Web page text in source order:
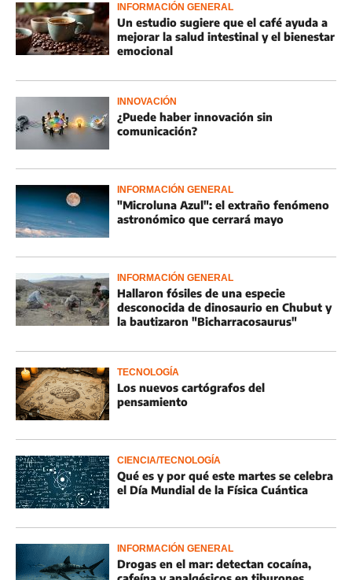
INFORMACIÓN GENERAL
Un estudio sugiere que el café ayuda a
mejorar la salud intestinal y el bienestar
emocional
INNOVACIÓN
¿Puede haber innovación sin
comunicación?
INFORMACIÓN GENERAL
"Microluna Azul": el extraño fenómeno
astronómico que cerrará mayo
INFORMACIÓN GENERAL
Hallaron fósiles de una especie
desconocida de dinosaurio en Chubut y
la bautizaron "Bicharracosaurus"
TECNOLOGÍA
Los nuevos cartógrafos del
pensamiento
CIENCIA/TECNOLOGÍA
Qué es y por qué este martes se celebra
el Día Mundial de la Física Cuántica
INFORMACIÓN GENERAL
Drogas en el mar: detectan cocaína,